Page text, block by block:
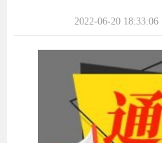
2022-06-20 18:33:06